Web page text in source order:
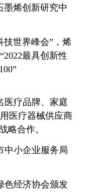
墨烯创新研究中
技世界峰会”，烯
最具创新性
医疗品牌、家庭
医疗器械供应商
略合作。
中小企业服务局
色经济协会颁发